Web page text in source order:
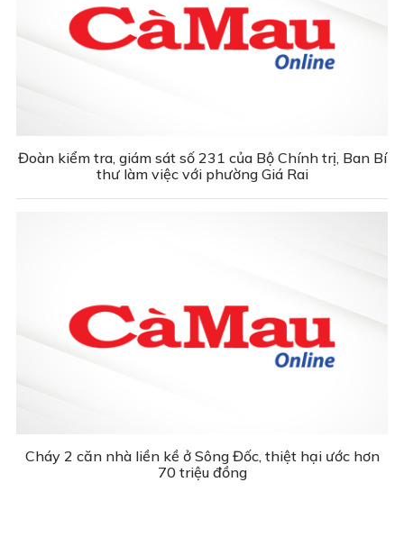
Đoàn kiểm tra, giám sát số 231 của Bộ Chính trị, Ban Bí
thư làm việc với phường Giá Rai
Cháy 2 căn nhà liền kề ở Sông Đốc, thiệt hại ước hơn
70 triệu đồng